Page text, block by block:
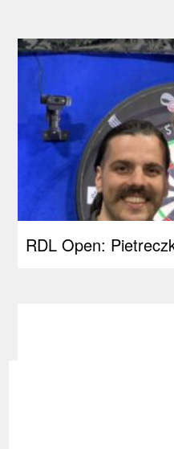
RDL Open: